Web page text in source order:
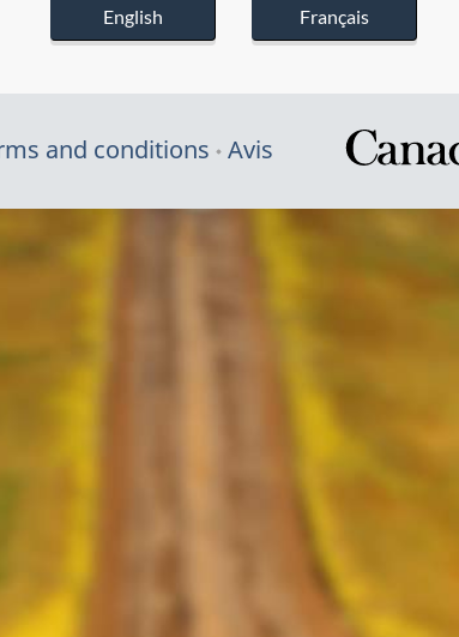
English Français
and conditions Avis